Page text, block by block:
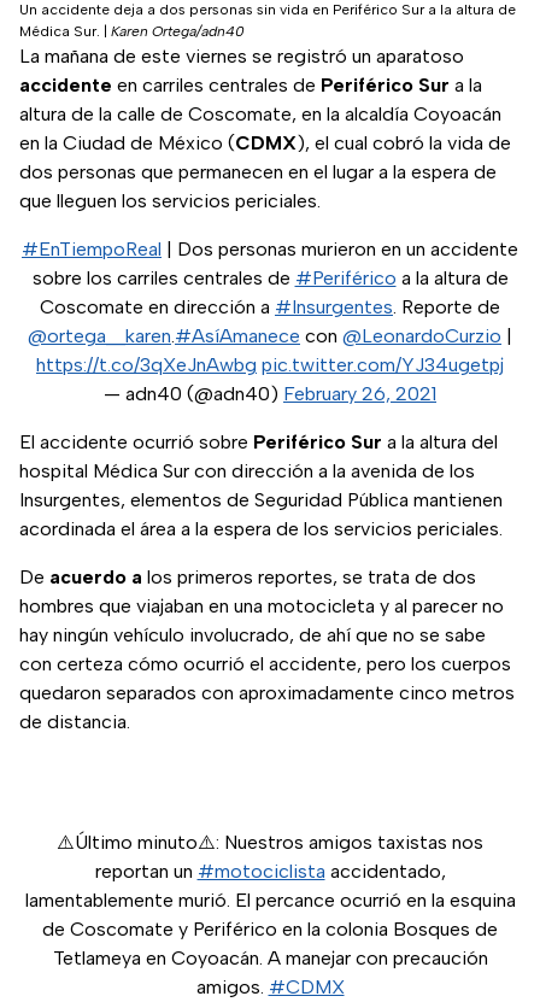
Un accidente deja a dos personas sin vida en Periférico Sur a la altura de
Médica Sur.
Karen Ortega/adn40
La mañana de este viernes se registró un aparatoso
accidente en carriles centrales de Periférico Sur a la
altura de la calle de Coscomate, en la alcaldía Coyoacán
en la Ciudad de México (CDMX), el cual cobró la vida de
dos personas que permanecen en el lugar a la espera de
que lleguen los servicios periciales.
#EnTiempoReal | Dos personas murieron en un accidente
sobre los carriles centrales de #Periférico a la altura de
Coscomate en dirección a #Insurgentes. Reporte de
@ortega__karen.#AsíAmanece con @LeonardoCurzio |
https://t.co/3qXeJnAwbg pic.twitter.com/YJ34ugetpj
— adn40 (@adn40) February 26, 2021
El accidente ocurrió sobre Periférico Sur a la altura del
hospital Médica Sur con dirección a la avenida de los
Insurgentes, elementos de Seguridad Pública mantienen
acordinada el área a la espera de los servicios periciales.
De acuerdo a los primeros reportes, se trata de dos
hombres que viajaban en una motocicleta y al parecer no
hay ningún vehículo involucrado, de ahí que no se sabe
con certeza cómo ocurrió el accidente, pero los cuerpos
quedaron separados con aproximadamente cinco metros
de distancia.
⚠️Último minuto⚠️: Nuestros amigos taxistas nos
reportan un #motociclista accidentado,
lamentablemente murió. El percance ocurrió en la esquina
de Coscomate y Periférico en la colonia Bosques de
Tetlameya en Coyoacán. A manejar con precaución
amigos. #CDMX